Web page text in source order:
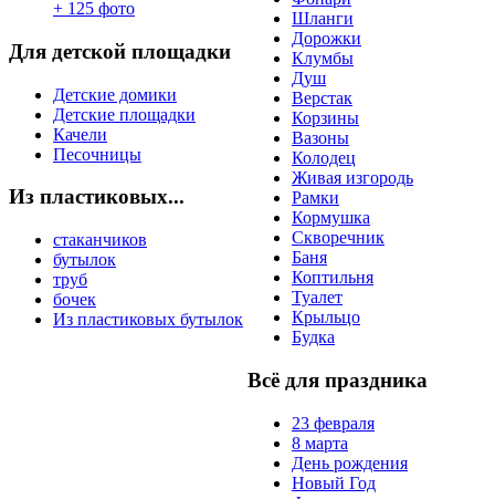
Для детской площадки
Детские домики
Детские площадки
Качели
Песочницы
Из пластиковых...
стаканчиков
бутылок
труб
бочек
Из пластиковых бутылок
Шланги
Дорожки
Клумбы
Душ
Верстак
Корзины
Вазоны
Колодец
Живая изгородь
Рамки
Кормушка
Скворечник
Баня
Коптильня
Туалет
Крыльцо
Будка
Всё для праздника
23 февраля
8 марта
День рождения
Новый Год